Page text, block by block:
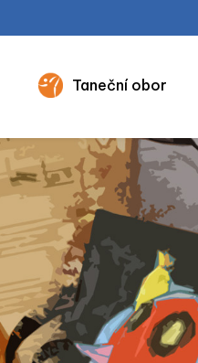
Taneční obor